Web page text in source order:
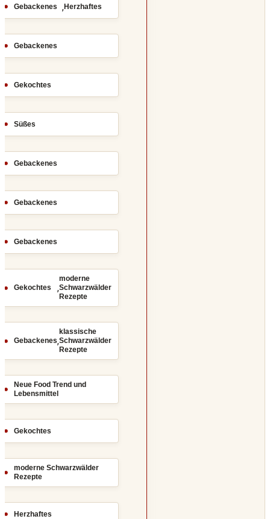
Gebackenes ,Herzhaftes
Gebackenes
Gekochtes
Süßes
Gebackenes
Gebackenes
Gebackenes
Gekochtes ,
moderne
Schwarzwälder
Rezepte
Gebackenes,
klassische
Schwarzwälder
Rezepte
Neue Food Trend und
Lebensmittel
Gekochtes
moderne Schwarzwälder
Rezepte
Herzhaftes